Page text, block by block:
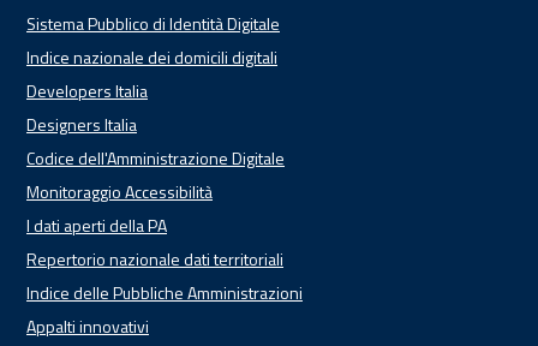
Sistema Pubblico di Identità Digitale
Indice nazionale dei domicili digitali
Developers Italia
Designers Italia
Codice dell'Amministrazione Digitale
Monitoraggio Accessibilità
I dati aperti della PA
Repertorio nazionale dati territoriali
Indice delle Pubbliche Amministrazioni
Appalti innovativi